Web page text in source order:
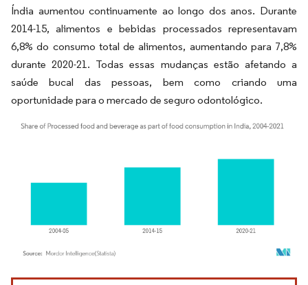
Índia aumentou continuamente ao longo dos anos. Durante
2014-15, alimentos e bebidas processados representavam
6,8% do consumo total de alimentos, aumentando para 7,8%
durante 2020-21. Todas essas mudanças estão afetando a
saúde bucal das pessoas, bem como criando uma
oportunidade para o mercado de seguro odontológico.
Imagem © Mordor Intelligence. O reuso requer atribuição conforme CC BY 4.0.